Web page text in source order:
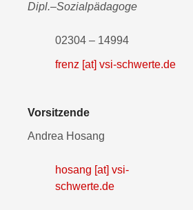
Dipl.–Sozialpädagoge
02304 – 14994
frenz [at] vsi-schwerte.de
Vorsitzende
Andrea Hosang
hosang [at] vsi-
schwerte.de